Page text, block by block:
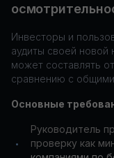
Инвесторы и
аудиты своей новой
может составлять
сравнению с
Основные
•
Руководитель
проверку как